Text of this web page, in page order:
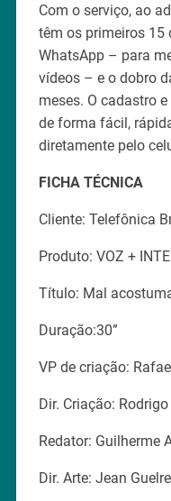
Com o serviço, ao
têm os primeiros
WhatsApp – para
vídeos – e o dobro
meses. O cadastro
de forma fácil,
diretamente pelo
FICHA TÉCNICA
Cliente: Telefônica
Produto: VOZ +
Título: Mal
Duração:30”
VP de criação:
Dir. Criação:
Redator: Guilherme
Dir. Arte: Jean Guelre